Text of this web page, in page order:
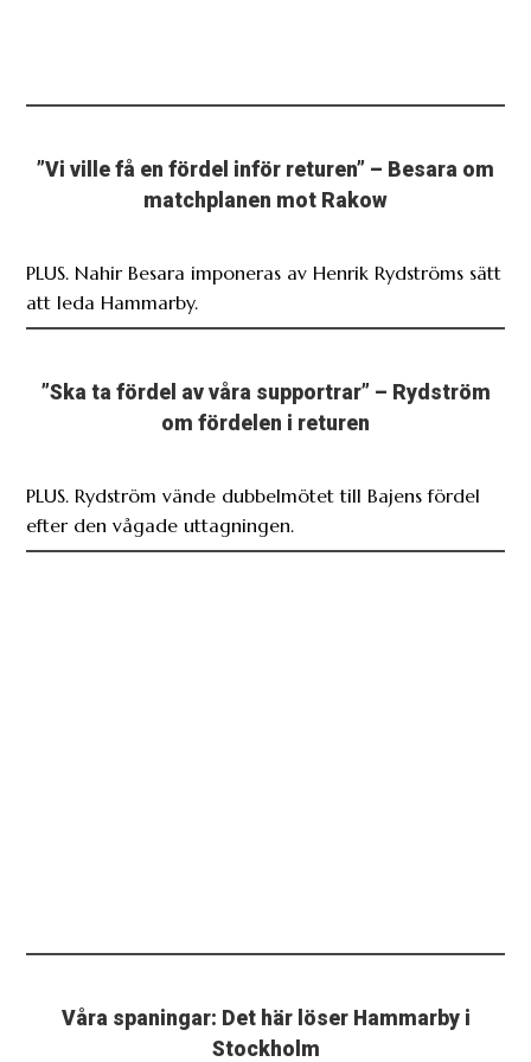
”Vi ville få en fördel inför returen” – Besara om
matchplanen mot Rakow
PLUS. Nahir Besara imponeras av Henrik Rydströms sätt
att leda Hammarby.
”Ska ta fördel av våra supportrar” – Rydström
om fördelen i returen
PLUS. Rydström vände dubbelmötet till Bajens fördel
efter den vågade uttagningen.
Våra spaningar: Det här löser Hammarby i
Stockholm